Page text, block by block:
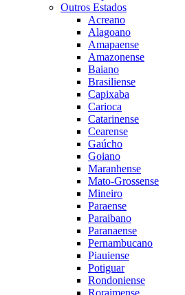
Outros Estados
Acreano
Alagoano
Amapaense
Amazonense
Baiano
Brasiliense
Capixaba
Carioca
Catarinense
Cearense
Gaúcho
Goiano
Maranhense
Mato-Grossense
Mineiro
Paraense
Paraibano
Paranaense
Pernambucano
Piauiense
Potiguar
Rondoniense
Roraimense